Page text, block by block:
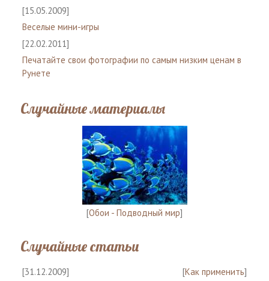
[15.05.2009]
Веселые мини-игры
[22.02.2011]
Печатайте свои фотографии по самым низким ценам в
Рунете
Случайные материалы
[Обои - Подводный мир]
Случайные статьи
[31.12.2009] [Как применить]